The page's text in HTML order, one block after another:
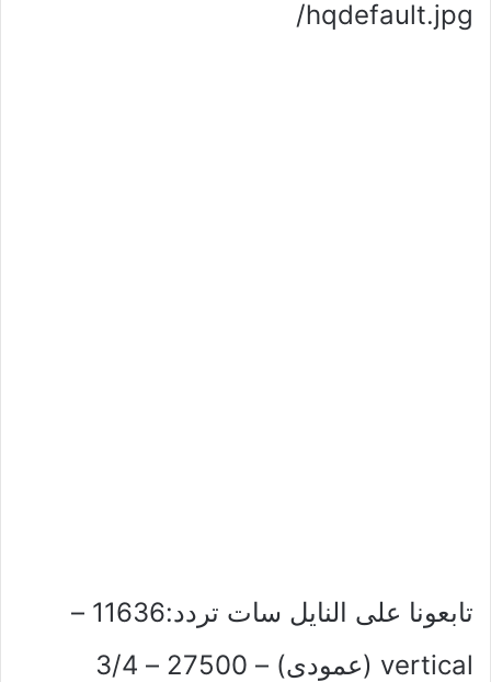
/hqdefault.jpg
تابعونا على النايل سات تردد:11636 –
vertical (عمودى) – 27500 – 3/4